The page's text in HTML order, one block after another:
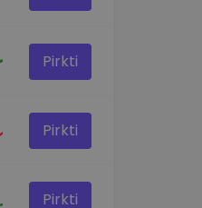
Pirkti
Pirkti
Pirkti